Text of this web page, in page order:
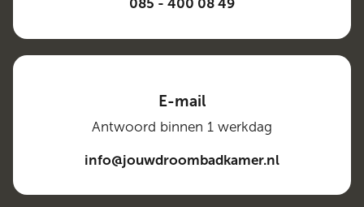
085 - 400 08 49
E-mail
Antwoord binnen 1 werkdag
info@jouwdroombadkamer.nl